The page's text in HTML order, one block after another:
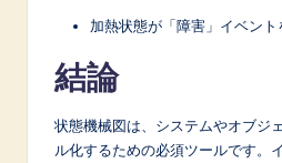
加熱状態が「障害」イベント
結論
状態機械図は、システムやオブジ
ル化するための必須ツールです。